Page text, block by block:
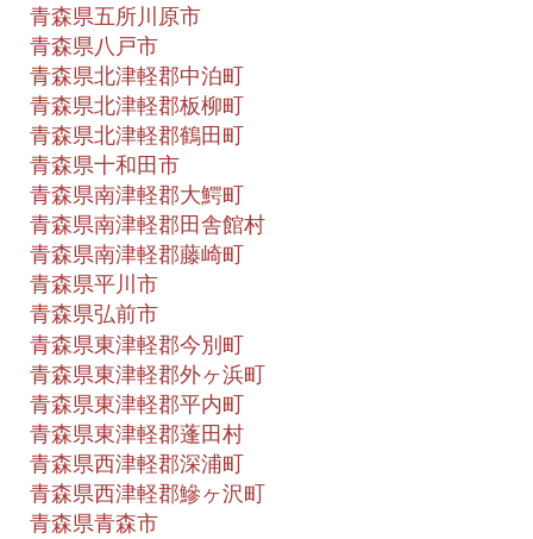
青森県五所川原市
青森県八戸市
青森県北津軽郡中泊町
青森県北津軽郡板柳町
青森県北津軽郡鶴田町
青森県十和田市
青森県南津軽郡大鰐町
青森県南津軽郡田舎館村
青森県南津軽郡藤崎町
青森県平川市
青森県弘前市
青森県東津軽郡今別町
青森県東津軽郡外ヶ浜町
青森県東津軽郡平内町
青森県東津軽郡蓬田村
青森県西津軽郡深浦町
青森県西津軽郡鰺ヶ沢町
青森県青森市